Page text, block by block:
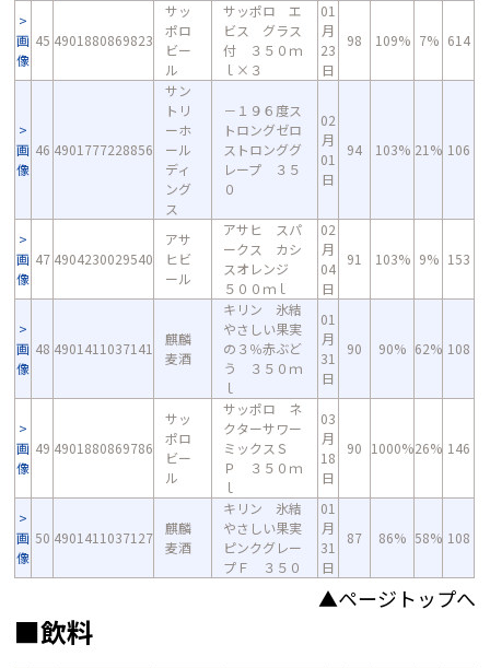
画
像
45 4901880869823
サッ
ポロ
ビー
ル
サッポロ エ
ビス グラス
付 ３５０ｍ
ｌ×３
01
月
23
日
98 109% 7% 614
画
像
46 4901777228856
サン
トリ
ーホ
ール
ディ
ング
ス
－１９６度ス
トロングゼロ
ストロンググ
レープ ３５
０
02
月
01
日
94 103% 21% 106
画
像
47 4904230029540
アサ
ヒビ
ール
アサヒ スパ
ークス カシ
スオレンジ
５００ｍｌ
02
月
04
日
91 103% 9% 153
画
像
48 4901411037141
麒麟
麦酒
キリン 氷結
やさしい果実
の３％赤ぶど
う ３５０ｍ
ｌ
01
月
31
日
90 90% 62% 108
画
像
49 4901880869786
サッ
ポロ
ビー
ル
サッポロ ネ
クターサワー
ミックスＳ
Ｐ ３５０ｍ
ｌ
03
月
18
日
90 1000%26% 146
画
像
50 4901411037127
麒麟
麦酒
キリン 氷結
やさしい果実
ピンクグレー
プＦ ３５０
01
月
31
日
87 86% 58% 108
▲ページトップへ
■飲料